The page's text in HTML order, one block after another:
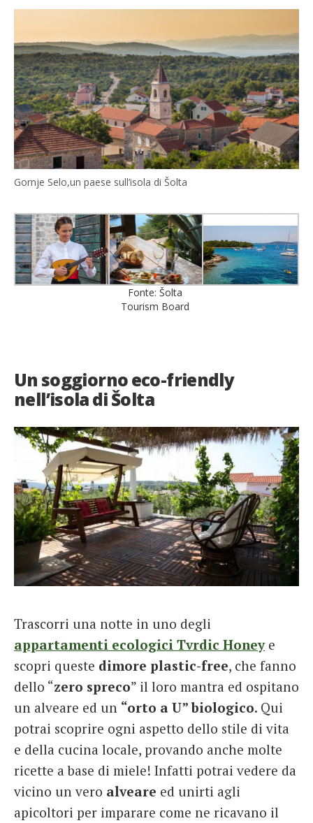
Gornje Selo,un paese sull’isola di Šolta
Fonte: Šolta
Tourism Board
Un soggiorno eco-friendly
nell’isola di Šolta
Trascorri una notte in uno degli
appartamenti ecologici Tvrdic Honeye
scopri queste dimore plastic-free, che fanno
dello “zero spreco” il loro mantra ed ospitano
un alveare ed un “orto a U” biologico. Qui
potrai scoprire ogni aspetto dello stile di vita
e della cucina locale, provando anche molte
ricette a base di miele! Infatti potrai vedere da
vicino un vero alveare ed unirti agli
apicoltori per imparare come ne ricavano il